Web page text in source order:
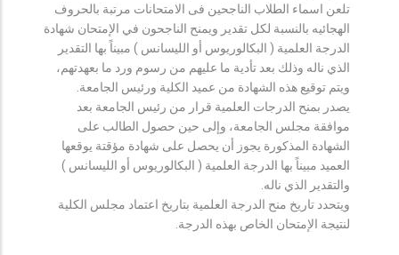
تلعن اسماء الطلاب الناجحين فى الامتحانات مرتبة بالحروف
الهجائيه بالنسبة لكل تقدير ويمنح الناجحون في الإمتحان شهادة
الدرجة العلمية ( البكالوريوس أو الليسانس ) مبيناً بها التقدير
الذي ناله وذلك بعد تأدية ما عليهم من رسوم ورد ما بعهدتهم،
ويتم توقيع هذه الشهادة من عميد الكلية ورئيس الجامعة.
يصدر بمنح الدرجات العلمية قرار من رئيس الجامعة بعد
موافقة مجلس الجامعة، وإلى حين حصول الطالب على
الشهادة المذكورة يجوز أن يحصل على شهادة مؤقتة يوقعها
العميد مبيناً بها الدرجة العلمية ( البكالوريوس أو الليسانس )
والتقدير الذي ناله.
ويتحدد تاريخ منح الدرجة العلمية بتاريخ اعتماد مجلس الكلية
لنتيجة الإمتحان الخاص بهذه الدرجة.